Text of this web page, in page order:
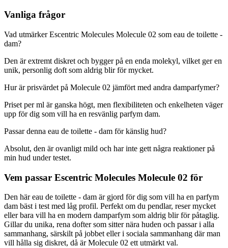
Vanliga frågor
Vad utmärker Escentric Molecules Molecule 02 som eau de toilette -
dam?
Den är extremt diskret och bygger på en enda molekyl, vilket ger en
unik, personlig doft som aldrig blir för mycket.
Hur är prisvärdet på Molecule 02 jämfört med andra damparfymer?
Priset per ml är ganska högt, men flexibiliteten och enkelheten väger
upp för dig som vill ha en resvänlig parfym dam.
Passar denna eau de toilette - dam för känslig hud?
Absolut, den är ovanligt mild och har inte gett några reaktioner på
min hud under testet.
Vem passar Escentric Molecules Molecule 02 för
Den här eau de toilette - dam är gjord för dig som vill ha en parfym
dam bäst i test med låg profil. Perfekt om du pendlar, reser mycket
eller bara vill ha en modern damparfym som aldrig blir för påtaglig.
Gillar du unika, rena dofter som sitter nära huden och passar i alla
sammanhang, särskilt på jobbet eller i sociala sammanhang där man
vill hålla sig diskret, då är Molecule 02 ett utmärkt val.